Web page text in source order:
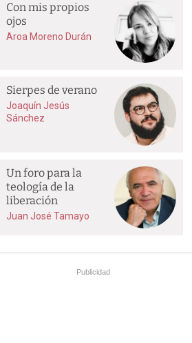
Con mis propios
ojos
Aroa Moreno Durán
Sierpes de verano
Joaquín Jesús
Sánchez
Un foro para la
teología de la
liberación
Juan José Tamayo
Publicidad